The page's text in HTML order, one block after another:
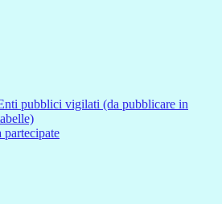
pubblici vigilati (da pubblicare in
partecipate